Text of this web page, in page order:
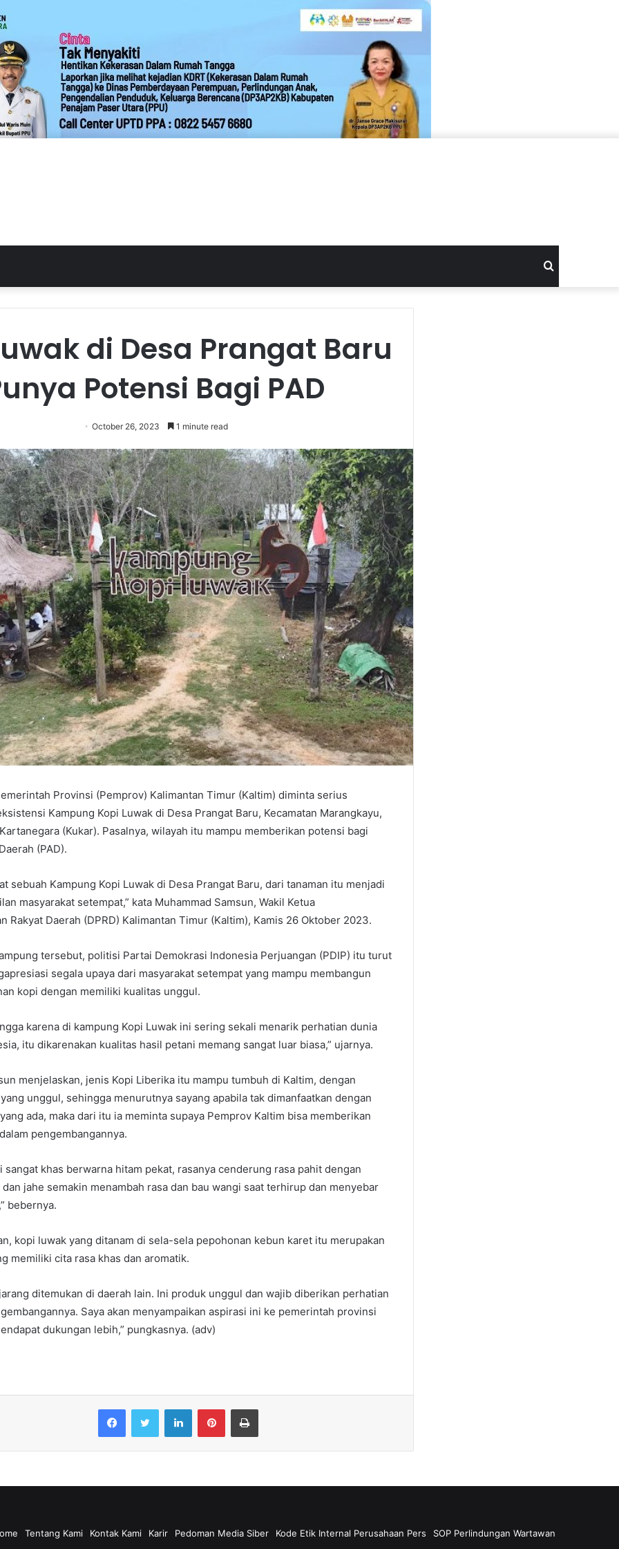
di Desa Prangat Baru
Potensi Bagi PAD
October 26, 2023 1 minute read
Provinsi (Pemprov) Kalimantan Timur (Kaltim) diminta serius
Kampung Kopi Luwak di Desa Prangat Baru, Kecamatan Marangkayu,
(Kukar). Pasalnya, wilayah itu mampu memberikan potensi bagi
(PAD).
sebuah Kampung Kopi Luwak di Desa Prangat Baru, dari tanaman itu menjadi
masyarakat setempat,” kata Muhammad Samsun, Wakil Ketua
Rakyat Daerah (DPRD) Kalimantan Timur (Kaltim), Kamis 26 Oktober 2023.
tersebut, politisi Partai Demokrasi Indonesia Perjuangan (PDIP) itu turut
segala upaya dari masyarakat setempat yang mampu membangun
kopi dengan memiliki kualitas unggul.
karena di kampung Kopi Luwak ini sering sekali menarik perhatian dunia
itu dikarenakan kualitas hasil petani memang sangat luar biasa,” ujarnya.
menjelaskan, jenis Kopi Liberika itu mampu tumbuh di Kaltim, dengan
unggul, sehingga menurutnya sayang apabila tak dimanfaatkan dengan
ada, maka dari itu ia meminta supaya Pemprov Kaltim bisa memberikan
pengembangannya.
sangat khas berwarna hitam pekat, rasanya cenderung rasa pahit dengan
jahe semakin menambah rasa dan bau wangi saat terhirup dan menyebar
bebernya.
kopi luwak yang ditanam di sela-sela pepohonan kebun karet itu merupakan
memiliki cita rasa khas dan aromatik.
ditemukan di daerah lain. Ini produk unggul dan wajib diberikan perhatian
Saya akan menyampaikan aspirasi ini ke pemerintah provinsi
dukungan lebih,” pungkasnya. (adv)
FacebookTwitter LinkedInPinterestPrint
Tentang Kami Kontak Kami Karir Pedoman Media Siber Kode Etik Internal Perusahaan Pers SOP Perlindungan Wartawan